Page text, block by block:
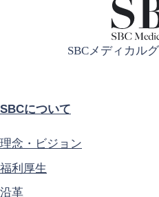
SBCメディカル
SBCについて
理念・ビジョン
福利厚生
沿革